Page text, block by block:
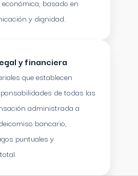
basado en
y dignidad.
y financiera
que establecen
de todas las
administrada a
bancario,
puntuales y